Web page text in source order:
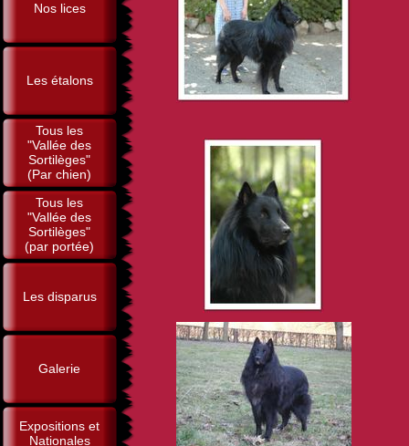
Nos lices
Les étalons
Tous les
"Vallée des
Sortilèges"
(Par chien)
Tous les
"Vallée des
Sortilèges"
(par portée)
Les disparus
Galerie
Expositions et
Nationales